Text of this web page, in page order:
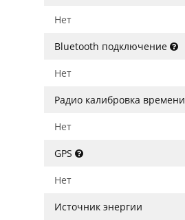
Нет
Bluetooth подключение
Нет
Радио калибровка времени
Нет
GPS
Нет
Источник энергии